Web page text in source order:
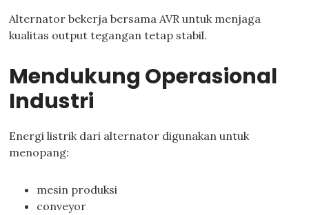
Alternator bekerja bersama AVR untuk menjaga
kualitas output tegangan tetap stabil.
Mendukung Operasional
Industri
Energi listrik dari alternator digunakan untuk
menopang:
mesin produksi
conveyor